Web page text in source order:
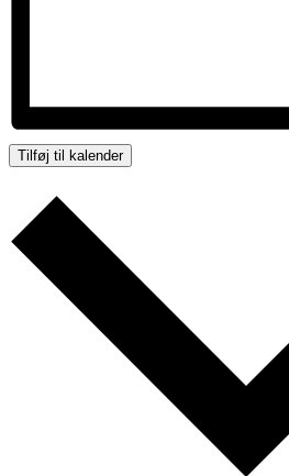
Tilføj til kalender